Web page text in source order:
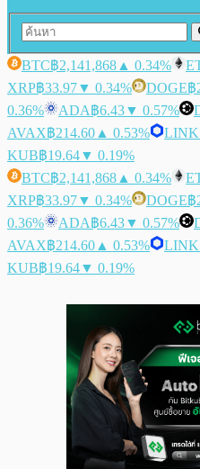
BTC฿2,141,868 ▲ 0.34%
XRP฿33.97▼ 0.34% DOGE฿
0.36%
ADA฿6.43▼ 0.57%
AVAX฿214.60 ▲ 0.53% LINK
KUB฿19.64▼ 0.19%
BTC฿2,141,868 ▲ 0.34%
XRP฿33.97▼ 0.34% DOGE฿
0.36%
ADA฿6.43▼ 0.57%
AVAX฿214.60 ▲ 0.53% LINK
KUB฿19.64▼ 0.19%